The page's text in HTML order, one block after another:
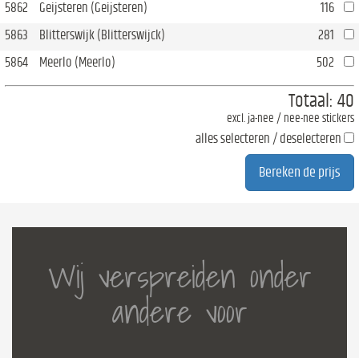
5862
Geijsteren (Geijsteren)
116
5863
Blitterswijk (Blitterswijck)
281
5864
Meerlo (Meerlo) 502
Totaal: 40
excl. ja-nee / nee-nee stickers
alles selecteren / deselecteren
Wij verspreiden onder
andere voor